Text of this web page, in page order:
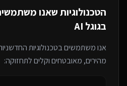
הטכנולוגיות שאנו
בגוגל AI
אנו משתמשים בטכנולוגיות
מהירים, מאובטחים וקלים לתחזוקה: